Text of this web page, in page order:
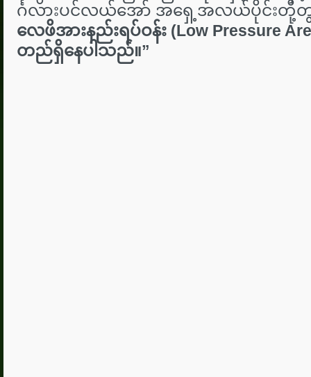
င်္ဂလားပင်လယ်အော် အရှေ့အလယ်ပိုင်းတို့တွင်
လေဖိအားနည်းရပ်ဝန်း (Low
တည်ရှိနေပါသည်။”